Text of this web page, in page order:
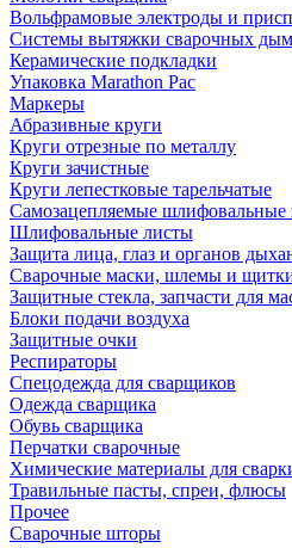
Вольфрамовые электроды и
Системы вытяжки сварочных
Керамические подкладки
Упаковка Marathon Pac
Маркеры
Абразивные круги
Круги отрезные по металлу
Круги зачистные
Круги лепестковые тарельчатые
Самозацепляемые шлифовальные
Шлифовальные листы
Защита лица, глаз и органов
Сварочные маски, шлемы и
Защитные стекла, запчасти для
Блоки подачи воздуха
Защитные очки
Респираторы
Спецодежда для сварщиков
Одежда сварщика
Обувь сварщика
Перчатки сварочные
Химические материалы для
Травильные пасты, спреи, флюсы
Прочее
Сварочные шторы